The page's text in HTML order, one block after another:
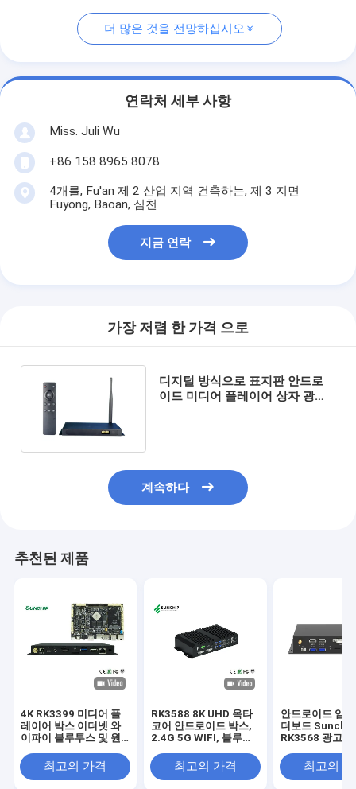
더 많은 것을 전망하십시오
연락처 세부 사항
Miss. Juli Wu
+86 158 8965 8078
4개를, Fu'an 제 2 산업 지역 건축하는, 제 3 지면
Fuyong, Baoan, 심천
지금 연락
가장 저렴 한 가격 으로
디지털 방식으로 표지판 안드로
이드 미디어 플레이어 상자 광고
계속하다
추천된 제품
4K RK3399 미디어 플
레이어 박스 이더넷 와
이파이 블루투스 및 원
최고의 가격
RK3588 8K UHD 옥타
코어 안드로이드 박스,
2.4G 5G WIFI, 블루투
LAN 지원최고의 가격
안드로이드 임
더보드 Sunchip
RK3568 광고
어 플레이어 박
디지털 사이니
최고의